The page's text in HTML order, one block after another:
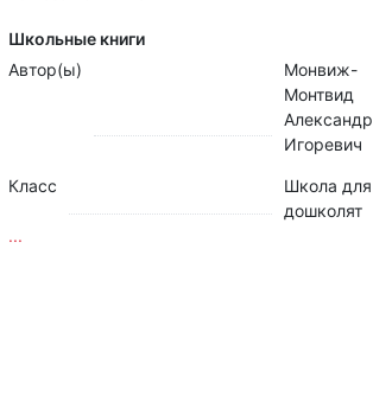
Школьные книги
Автор(ы)
Монвиж-
Монтвид
Александр
Игоревич
Класс
Школа для
дошколят
...